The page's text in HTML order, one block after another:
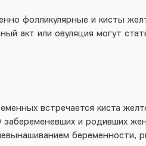
фолликулярные и кисты
акт или овуляция могут
встречается киста
и родивших